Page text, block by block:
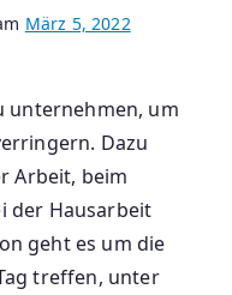
März 5, 2022
unternehmen, um
Dazu
Arbeit, beim
der Hausarbeit
geht es um die
treffen, unter